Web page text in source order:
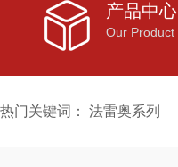
产品中心
Our Product
热门关键词： 法雷奥系列